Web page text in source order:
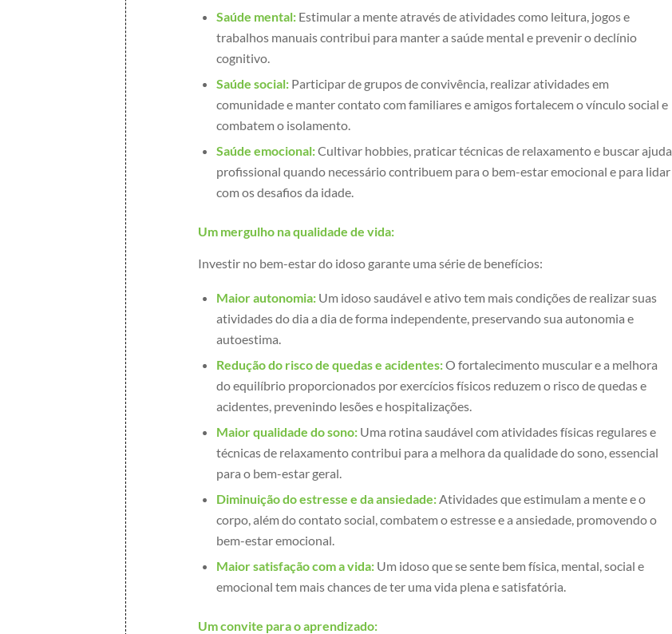
Saúde mental: Estimular a mente através de atividades como leitura, jogos e
trabalhos manuais contribui para manter a saúde mental e prevenir o declínio
cognitivo.
Saúde social: Participar de grupos de convivência, realizar atividades em
comunidade e manter contato com familiares e amigos fortalecem o vínculo social e
combatem o isolamento.
Saúde emocional:Cultivar hobbies, praticar técnicas de relaxamento e buscar ajuda
profissional quando necessário contribuem para o bem-estar emocional e para lidar
com os desafios da idade.
Um mergulho na qualidade de vida:
Investir no bem-estar do idoso garante uma série de benefícios:
Maior autonomia: Um idoso saudável e ativo tem mais condições de realizar suas
atividades do dia a dia de forma independente, preservando sua autonomia e
autoestima.
Redução do risco de quedas e acidentes:O fortalecimento muscular e a melhora
do equilíbrio proporcionados por exercícios físicos reduzem o risco de quedas e
acidentes, prevenindo lesões e hospitalizações.
Maior qualidade do sono: Uma rotina saudável com atividades físicas regulares e
técnicas de relaxamento contribui para a melhora da qualidade do sono, essencial
para o bem-estar geral.
Diminuição do estresse e da ansiedade: Atividades que estimulam a mente e o
corpo, além do contato social, combatem o estresse e a ansiedade, promovendo o
bem-estar emocional.
Maior satisfação com a vida: Um idoso que se sente bem física, mental, social e
emocional tem mais chances de ter uma vida plena e satisfatória.
Um convite para o aprendizado: